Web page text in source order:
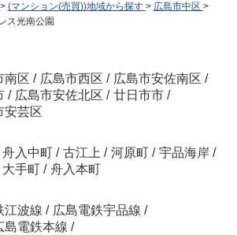
> (マンション(売買))地域から探す > 広島市中区 >
ス光南公園
南区 / 広島市西区 / 広島市安佐南区 /
/ 広島市安佐北区 / 廿日市市 /
安芸区
舟入中町 / 古江上 / 河原町 / 宇品海岸 /
大手町 / 舟入本町
江波線 / 広島電鉄宇品線 /
島電鉄本線 /